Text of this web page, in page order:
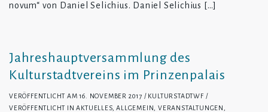
novum“ von Daniel Selichius. Daniel Selichius […]
Jahreshauptversammlung des
Kulturstadtvereins im Prinzenpalais
VERÖFFENTLICHT AM16. NOVEMBER 2017
KULTURSTADTWF
VERÖFFENTLICHT INAKTUELLES,ALLGEMEIN ,VERANSTALTUNGEN